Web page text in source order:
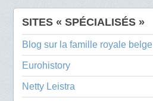
SITES « SPÉCIALISÉS »
Blog sur la famille royale belge
Eurohistory
Netty Leistra